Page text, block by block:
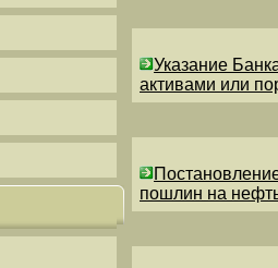
Указание
активами или
пошлин на